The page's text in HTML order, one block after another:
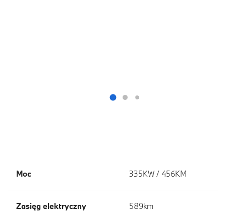
Moc 335KW / 456KM
Zasięg elektryczny 589km